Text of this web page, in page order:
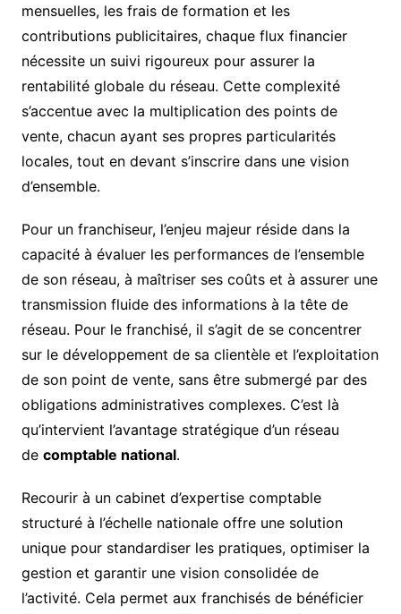
mensuelles, les frais de formation et les
contributions publicitaires, chaque flux financier
nécessite un suivi rigoureux pour assurer la
rentabilité globale du réseau. Cette complexité
s’accentue avec la multiplication des points de
vente, chacun ayant ses propres particularités
locales, tout en devant s’inscrire dans une vision
d’ensemble.
Pour un franchiseur, l’enjeu majeur réside dans la
capacité à évaluer les performances de l’ensemble
de son réseau, à maîtriser ses coûts et à assurer une
transmission fluide des informations à la tête de
réseau. Pour le franchisé, il s’agit de se concentrer
sur le développement de sa clientèle et l’exploitation
de son point de vente, sans être submergé par des
obligations administratives complexes. C’est là
qu’intervient l’avantage stratégique d’un réseau
de comptable national.
Recourir à un cabinet d’expertise comptable
structuré à l’échelle nationale offre une solution
unique pour standardiser les pratiques, optimiser la
gestion et garantir une vision consolidée de
l’activité. Cela permet aux franchisés de bénéficier